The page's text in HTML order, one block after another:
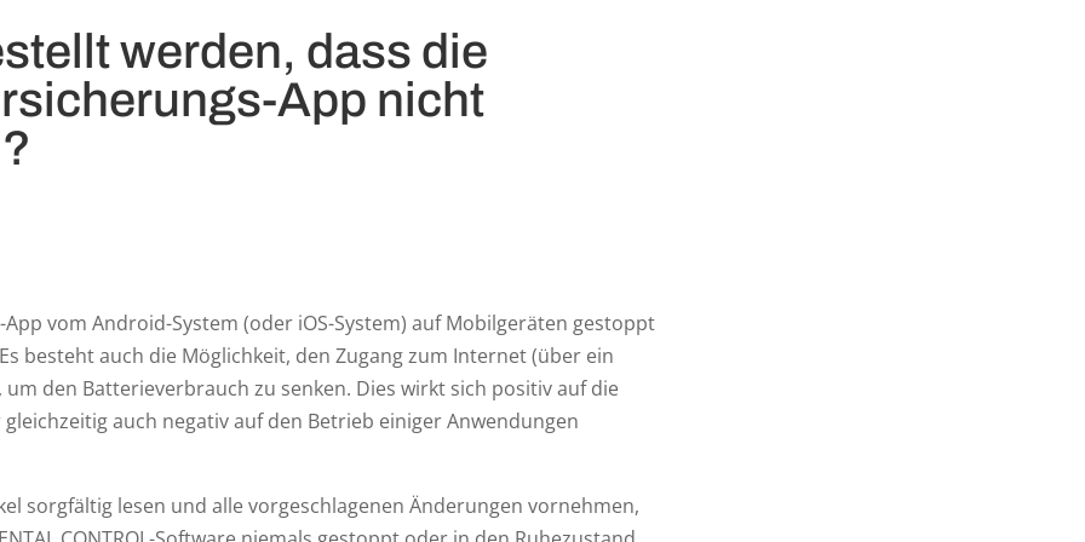
werden, dass die
App nicht
vom Android-System (oder iOS-System) auf Mobilgeräten gestoppt
besteht auch die Möglichkeit, den Zugang zum Internet (über ein
den Batterieverbrauch zu senken. Dies wirkt sich positiv auf die
auch negativ auf den Betrieb einiger Anwendungen
sorgfältig lesen und alle vorgeschlagenen Änderungen vornehmen,